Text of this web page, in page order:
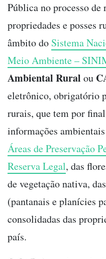
Pública no processo
propriedades e posses
âmbito do Sistema
Meio Ambiente –
Ambiental Rural ou
eletrônico, obrigatório
rurais, que tem por
informações
Áreas de Preservação
Reserva Legal, das
de vegetação nativa,
(pantanais e planícies
consolidadas das
país.